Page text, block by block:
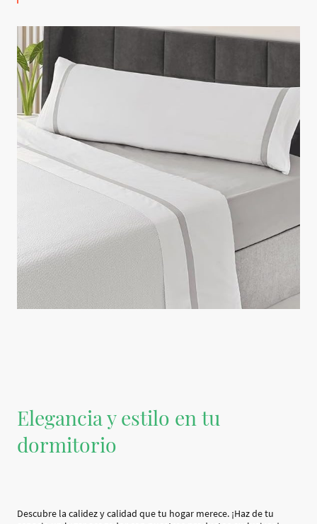
Elegancia y estilo en tu
dormitorio
Descubre la calidez y calidad que tu hogar merece. ¡Haz de tu